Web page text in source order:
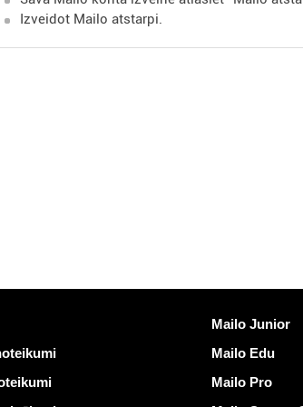
Izveidot Mailo atstarpi.
Atklāt Mailo
Mailo Junior
Mailo Edu
Mailo Pro